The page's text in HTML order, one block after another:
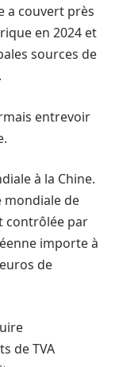
a couvert près
en 2024 et
sources de
entrevoir
à la Chine.
mondiale de
contrôlée par
importe à
de
de TVA